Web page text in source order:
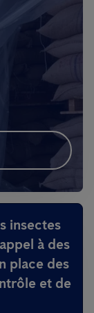
insectes
à des
place des
et de